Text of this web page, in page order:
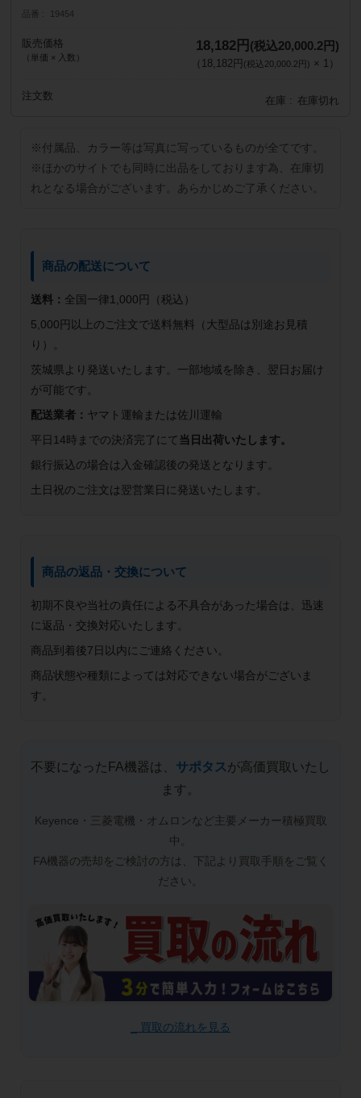
品番 19454
販売価格
（単価 × 入数）
18,182円 (税込20,000.2円)
（ 18,182円 (税込20,000.2円) × 1）
注文数 在庫 在庫切れ
※付属品、カラー等は写真に写っているものが全てです。
※ほかのサイトでも同時に出品をしております為、在庫切
れとなる場合がございます。あらかじめご了承ください。
商品の配送について
送料： 全国一律1,000円（税込）
5,000円以上のご注文で送料無料（大型品は別途お見積
り）。
茨城県より発送いたします。一部地域を除き、翌日お届け
が可能です。
配送業者： ヤマト運輸または佐川運輸
平日14時までの決済完了にて当日出荷いたします。
銀行振込の場合は入金確認後の発送となります。
土日祝のご注文は翌営業日に発送いたします。
商品の返品・交換について
初期不良や当社の責任による不具合があった場合は、迅速
に返品・交換対応いたします。
商品到着後7日以内にご連絡ください。
商品状態や種類によっては対応できない場合がございま
す。
不要になったFA機器は、 サポタスが高価買取いたし
ます。
Keyence・三菱電機・オムロンなど主要メーカー積極買取
中。
FA機器の売却をご検討の方は、下記より買取手順をご覧く
ださい。
_ 買取の流れを見る